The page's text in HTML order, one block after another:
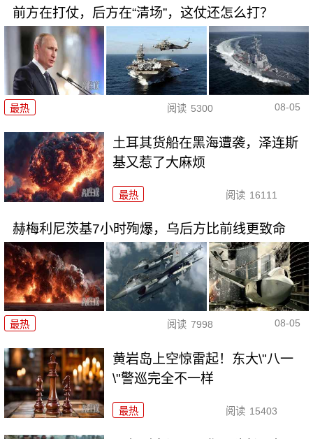
前方在打仗，后方在“清场”，这仗还怎么打？
最热 阅读 5300 08-05
土耳其货船在黑海遭袭，泽连斯
基又惹了大麻烦
最热 阅读 16111
赫梅利尼茨基7小时殉爆，乌后方比前线更致命
最热 阅读 7998 08-05
黄岩岛上空惊雷起！东大\"八一
\"警巡完全不一样
最热 阅读 15403